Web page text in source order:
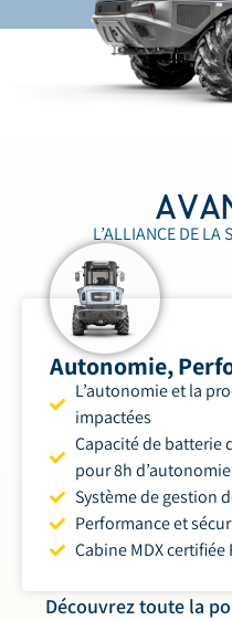
L’ALLIANCE DE LA
Autonomie,
L’autonomie et la
impactées
Capacité de batterie
pour 8h d’autonomie
Système de gestion
Performance et
Cabine MDX certifiée
Découvrez toute la